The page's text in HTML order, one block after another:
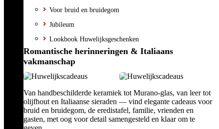
Voor bruid en bruidegom
Jubileum
Lookbook Huwelijksgeschenken
Romantische herinneringen & Italiaans
vakmanschap
Van handbeschilderde keramiek tot Murano-glas, van leer tot
olijfhout en Italiaanse sieraden — vind elegante cadeaus voor
bruid en bruidegom, de eredistafel, familie, vrienden en
gasten, met oog voor detail samengesteld en klaar om te